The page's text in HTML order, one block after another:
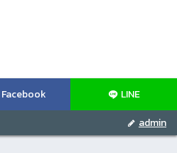
Facebook
LINE
admin